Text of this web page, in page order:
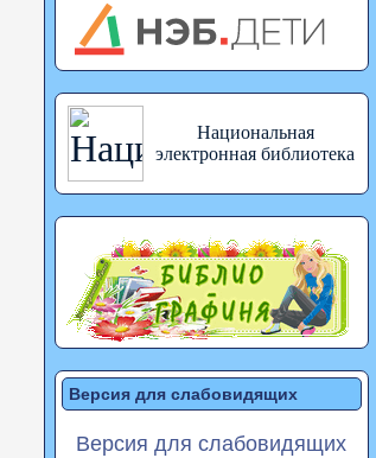
Национальная
электронная библиотека
Версия для слабовидящих
Версия для слабовидящих